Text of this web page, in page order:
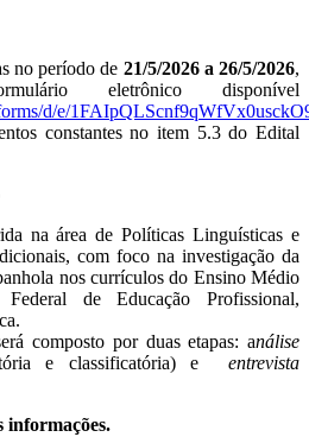
no período de 21/5/2026 a 26/5/2026,
eletrônico disponível
d/e/
constantes no item 5.3 do Edital
na área de Políticas Linguísticas e
com foco na investigação da
nos currículos do Ensino Médio
de Educação Profissional,
composto por duas etapas: análise
e classificatória) e entrevista
informações.